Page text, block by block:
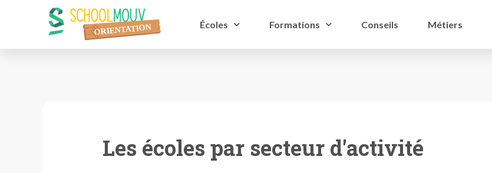
Écoles Formations Conseils Métiers
Les écoles par secteur d'activité